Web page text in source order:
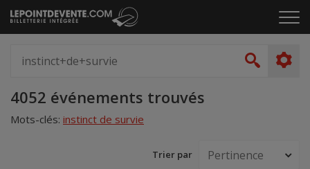
Passer
au
le
artiste,
Accueil
4052 événements trouvés
Mots-clés: instinct de survie
Trier par